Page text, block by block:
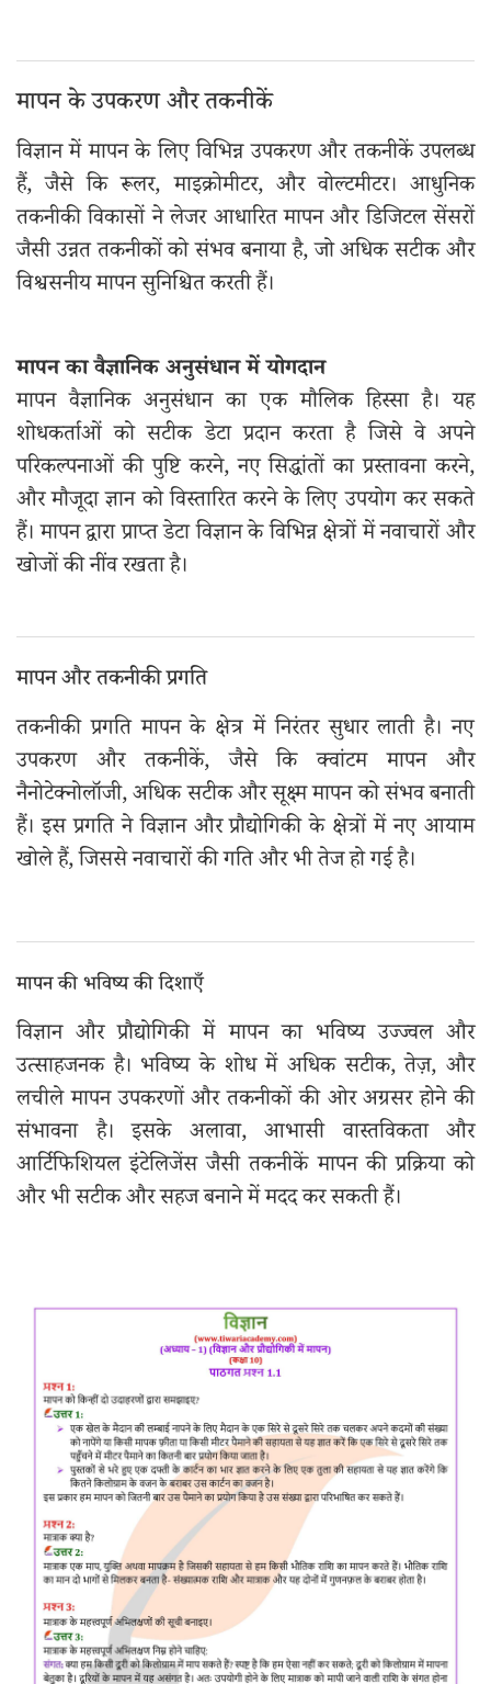
मापन के उपकरण और तकनीकें
विज्ञान में मापन के लिए विभिन्न उपकरण और तकनीकें उपलब्ध
हैं, जैसे कि रूलर, माइक्रोमीटर, और वोल्टमीटर। आधुनिक
तकनीकी विकासों ने लेजर आधारित मापन और डिजिटल सेंसरों
जैसी उन्नत तकनीकों को संभव बनाया है, जो अधिक सटीक और
विश्वसनीय मापन सुनिश्चित करती हैं।
मापन का वैज्ञानिक अनुसंधान में योगदान
मापन वैज्ञानिक अनुसंधान का एक मौलिक हिस्सा है। यह
शोधकर्ताओं को सटीक डेटा प्रदान करता है जिसे वे अपने
परिकल्पनाओं की पुष्टि करने, नए सिद्धांतों का प्रस्तावना करने,
और मौजूदा ज्ञान को विस्तारित करने के लिए उपयोग कर सकते
हैं। मापन द्वारा प्राप्त डेटा विज्ञान के विभिन्न क्षेत्रों में नवाचारों और
खोजों की नींव रखता है।
मापन और तकनीकी प्रगति
तकनीकी प्रगति मापन के क्षेत्र में निरंतर सुधार लाती है। नए
उपकरण और तकनीकें, जैसे कि क्वांटम मापन और
नैनोटेक्नोलॉजी, अधिक सटीक और सूक्ष्म मापन को संभव बनाती
हैं। इस प्रगति ने विज्ञान और प्रौद्योगिकी के क्षेत्रों में नए आयाम
खोले हैं, जिससे नवाचारों की गति और भी तेज हो गई है।
मापन की भविष्य की दिशाएँ
विज्ञान और प्रौद्योगिकी में मापन का भविष्य उज्ज्वल और
उत्साहजनक है। भविष्य के शोध में अधिक सटीक, तेज़, और
लचीले मापन उपकरणों और तकनीकों की ओर अग्रसर होने की
संभावना है। इसके अलावा, आभासी वास्तविकता और
आर्टिफिशियल इंटेलिजेंस जैसी तकनीकें मापन की प्रक्रिया को
और भी सटीक और सहज बनाने में मदद कर सकती हैं।